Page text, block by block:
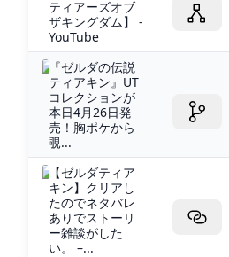
ティアーズオブ
ザキングダム】 -
YouTube
『ゼルダの伝説
ティアキン』UT
コレクションが
本日4月26日発
売！胸ポケから
覗...
【ゼルダティア
キン】クリアし
たのでネタバレ
ありでストーリ
ー雑談がした
い。 –...